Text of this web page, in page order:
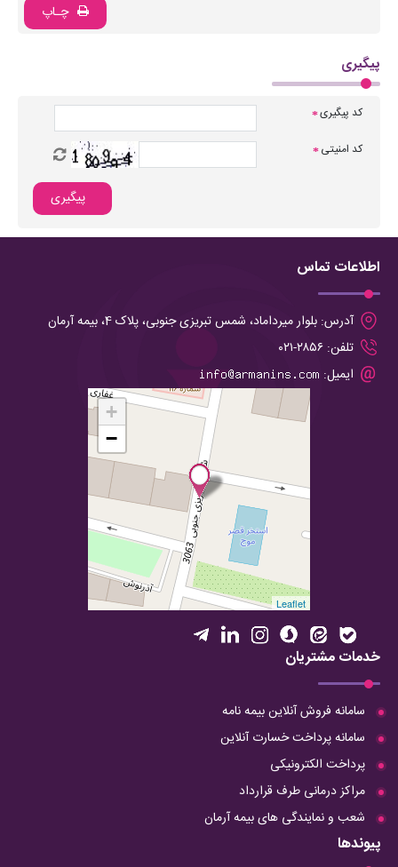
چـاپ
پیگیری
کد پیگیری*
کد امنیتی *
پیگیری
اطلاعات تماس
آدرس: بلوار میرداماد، شمس تبریزی جنوبی، پلاک 4، بیمه آرمان
تلفن: ۲۸۵۶-۰۲۱
ایمیل:
+
−
Leaflet
خدمات مشتریان
سامانه فروش آنلاین بیمه نامه
سامانه پرداخت خسارت آنلاین
پرداخت الکترونیکی
مراکز درمانی طرف قرارداد
شعب و نمایندگی های بیمه آرمان
پیوندها